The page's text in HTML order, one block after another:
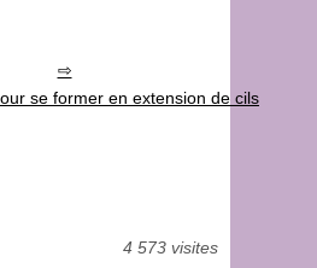
se former en extension de cils
4 573 visites